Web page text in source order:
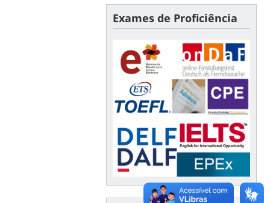
Exames de Proficiência